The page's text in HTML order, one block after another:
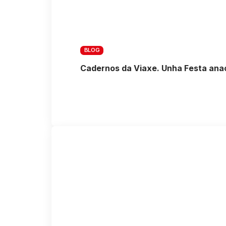
BLOG
Cadernos da Viaxe. Unha Festa